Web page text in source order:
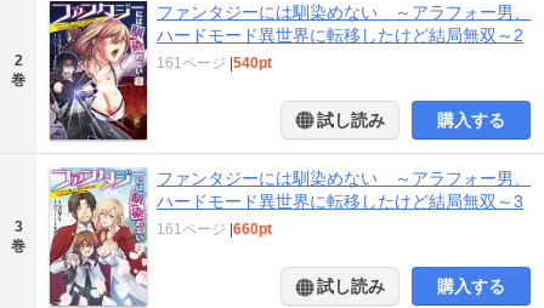
2
巻
ファンタジーには馴染めない ～アラフォー男、
ハードモード異世界に転移したけど結局無双～2
161ページ 540pt
試し読み 購入する
3
巻
ファンタジーには馴染めない ～アラフォー男、
ハードモード異世界に転移したけど結局無双～3
161ページ 660pt
試し読み 購入する